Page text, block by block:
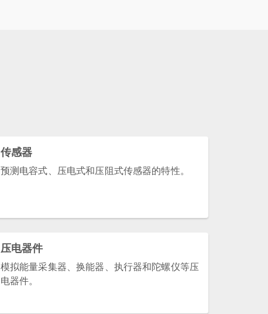
传感器
预测电容式、压电式和压阻式传感器的特性。
压电器件
模拟能量采集器、换能器、执行器和陀螺仪等压
电器件。